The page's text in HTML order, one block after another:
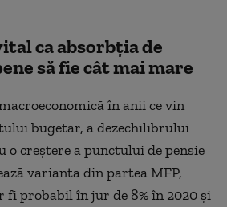
ca absorbţia de
să fie cât mai mare
în anii ce vin
bugetar, a dezechilibrului
o creştere a punctului de pensie
varianta din partea MFP,
probabil în jur de 8% în 2020 şi